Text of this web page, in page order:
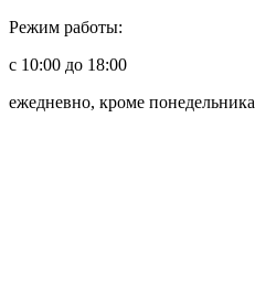
Режим работы:
с 10:00 до 18:00
ежедневно, кроме понедельника